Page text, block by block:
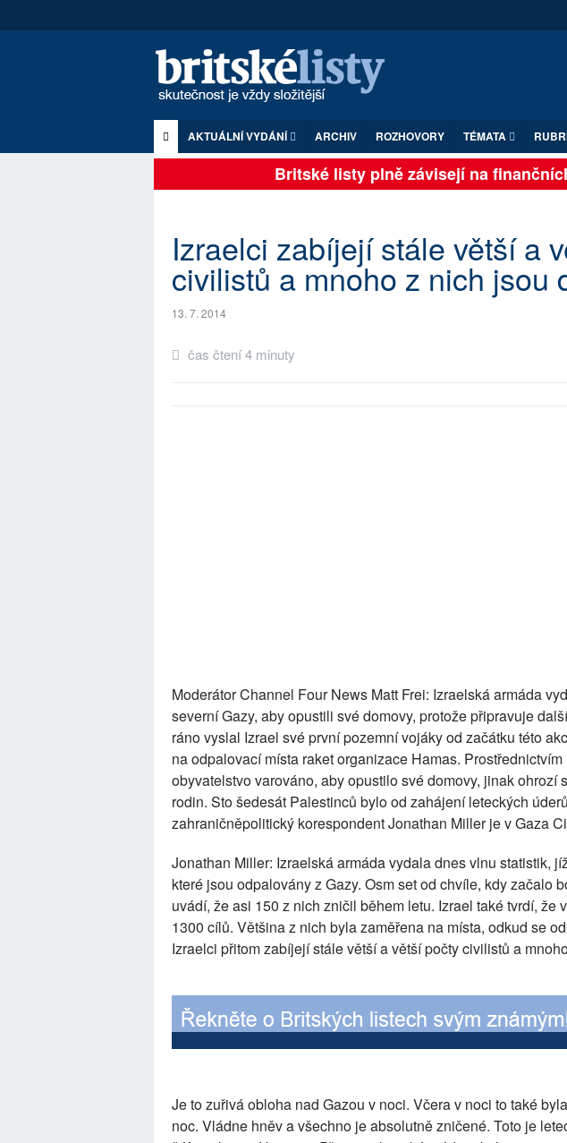
AKTUÁLNÍ VYDÁNÍ ARCHIV ROZHOVORY TÉMATA
Britské listy plně závisejí na
Izraelci zabíjejí stále větší a
civilistů a mnoho z nich jsou
13. 7. 2014
čas čtení 4 minuty
Moderátor Channel Four News Matt Frei: Izraelská armáda
severní Gazy, aby opustili své domovy, protože připravuje
ráno vyslal Izrael své první pozemní vojáky od začátku této
na odpalovací místa raket organizace Hamas.
obyvatelstvo varováno, aby opustilo své domovy, jinak ohrozí
rodin. Sto šedesát Palestinců bylo od zahájení leteckých
zahraničněpolitický korespondent Jonathan Miller je v Gaza
Jonathan Miller: Izraelská armáda vydala dnes vlnu statistik,
které jsou odpalovány z Gazy. Osm set od chvíle, kdy začalo
uvádí, že asi 150 z nich zničil během letu. Izrael také tvrdí, že
1300 cílů. Většina z nich byla zaměřena na místa, odkud se
Izraelci přitom zabíjejí stále větší a větší počty civilistů a
Je to zuřivá obloha nad Gazou v noci. Včera v noci to také
noc. Vládne hněv a všechno je absolutně zničené. Toto je